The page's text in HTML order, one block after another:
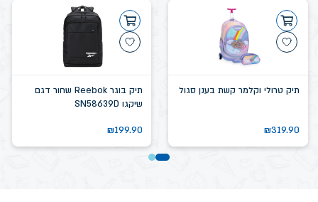
תיק טרולי וקלמר קשת בענן סגול
₪319.90
תיק בוגר Reebok שחור דגם
שיקגו SN58639D
₪199.90